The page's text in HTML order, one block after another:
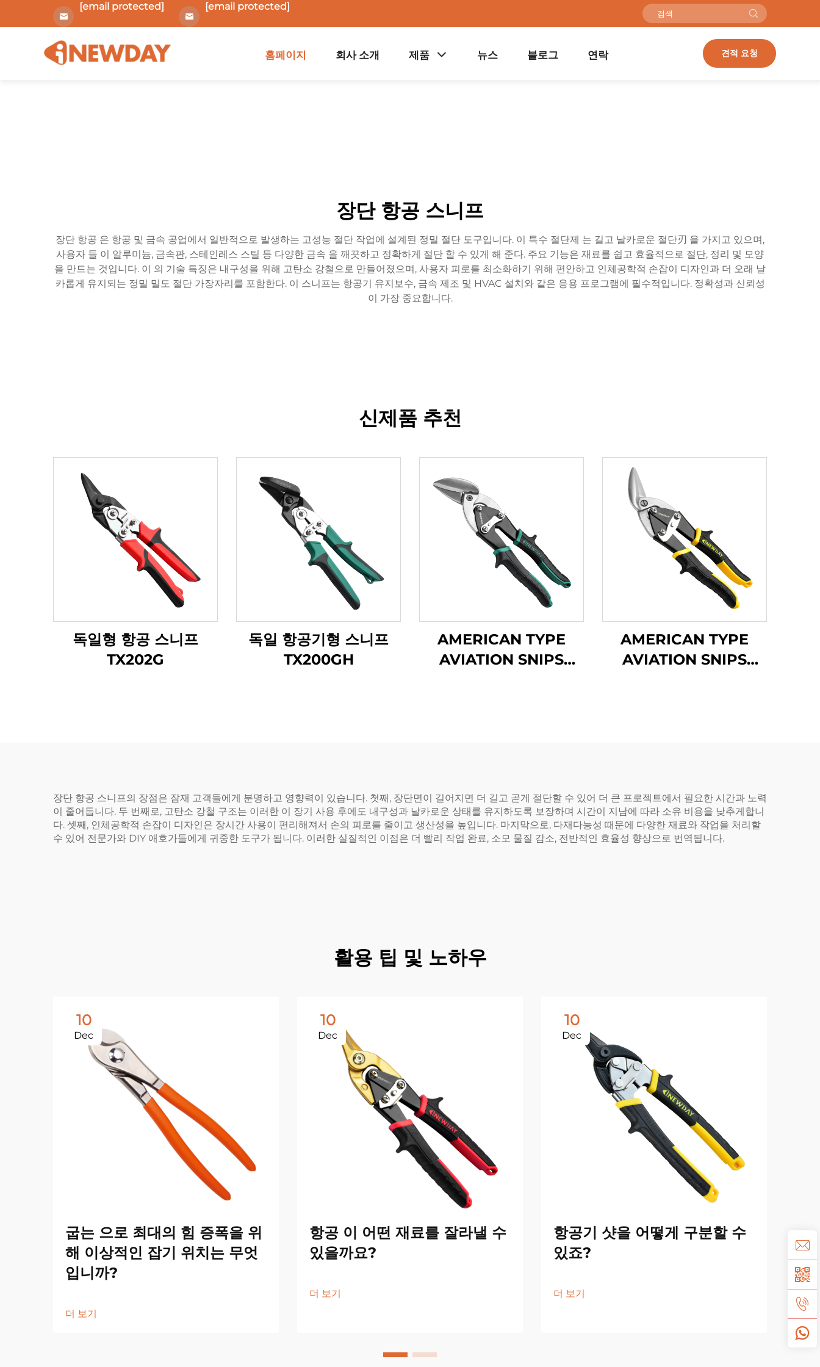
[email protected] [email protected]
홈페이지 회사 소개 제품 뉴스 블로그 연락 견적 요청
장단 항공 스니프
장단 항공 은 항공 및 금속 공업에서 일반적으로 발생하는 고성능 절단 작업에 설계된 정밀 절단 도구입니다. 이 특수 절단제 는 길고 날카로운 절단刃 을 가지고 있으며,
사용자 들 이 알루미늄, 금속판, 스테인레스 스틸 등 다양한 금속 을 깨끗하고 정확하게 절단 할 수 있게 해 준다. 주요 기능은 재료를 쉽고 효율적으로 절단, 정리 및 모양
을 만드는 것입니다. 이 의 기술 특징은 내구성을 위해 고탄소 강철으로 만들어졌으며, 사용자 피로를 최소화하기 위해 편안하고 인체공학적 손잡이 디자인과 더 오래 날
카롭게 유지되는 정밀 밀도 절단 가장자리를 포함한다. 이 스니프는 항공기 유지보수, 금속 제조 및 HVAC 설치와 같은 응용 프로그램에 필수적입니다. 정확성과 신뢰성
이 가장 중요합니다.
신제품 추천
독일형 항공 스니프
TX202G
독일 항공기형 스니프
TX200GH
AMERICAN TYPE
AVIATION SNIPS
AMERICAN TYPE
AVIATION SNIPS
장단 항공 스니프의 장점은 잠재 고객들에게 분명하고 영향력이 있습니다. 첫째, 장단면이 길어지면 더 길고 곧게 절단할 수 있어 더 큰 프로젝트에서 필요한 시간과 노력
이 줄어듭니다. 두 번째로, 고탄소 강철 구조는 이러한 이 장기 사용 후에도 내구성과 날카로운 상태를 유지하도록 보장하며 시간이 지남에 따라 소유 비용을 낮추게합니
다. 셋째, 인체공학적 손잡이 디자인은 장시간 사용이 편리해져서 손의 피로를 줄이고 생산성을 높입니다. 마지막으로, 다재다능성 때문에 다양한 재료와 작업을 처리할
수 있어 전문가와 DIY 애호가들에게 귀중한 도구가 됩니다. 이러한 실질적인 이점은 더 빨리 작업 완료, 소모 물질 감소, 전반적인 효율성 향상으로 번역됩니다.
활용 팁 및 노하우
10
Dec
굽는 으로 최대의 힘 증폭을 위
해 이상적인 잡기 위치는 무엇
입니까?
더 보기
10
Dec
항공 이 어떤 재료를 잘라낼 수
있을까요?
더 보기
10
Dec
항공기 샷을 어떻게 구분할 수
있죠?
더 보기
윤
더